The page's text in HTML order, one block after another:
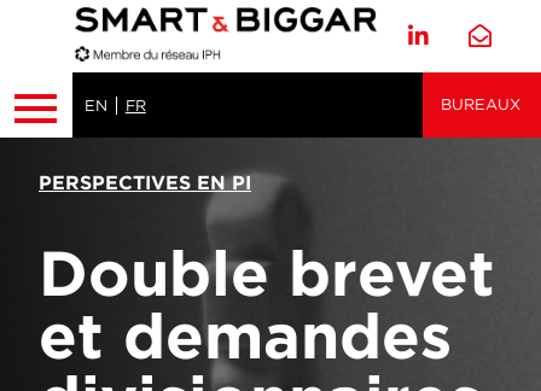
EN FR BUREAUX
PERSPECTIVES EN PI
Double brevet
et demandes